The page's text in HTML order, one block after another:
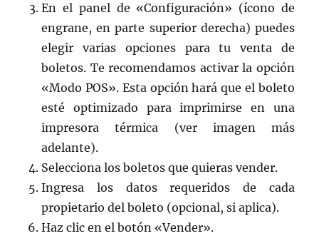
En el panel de «Configuración» (ícono de
engrane, en parte superior derecha) puedes
elegir varias opciones para tu venta de
boletos. Te recomendamos activar la opción
«Modo POS». Esta opción hará que el boleto
esté optimizado para imprimirse en una
impresora térmica (ver imagen más
adelante).
Selecciona los boletos que quieras vender.
Ingresa los datos requeridos de cada
propietario del boleto (opcional, si aplica).
Haz clic en el botón «Vender».